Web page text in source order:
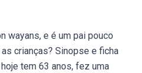
wayans, e é um pai pouco
crianças? Sinopse e ficha
tem 63 anos, fez uma